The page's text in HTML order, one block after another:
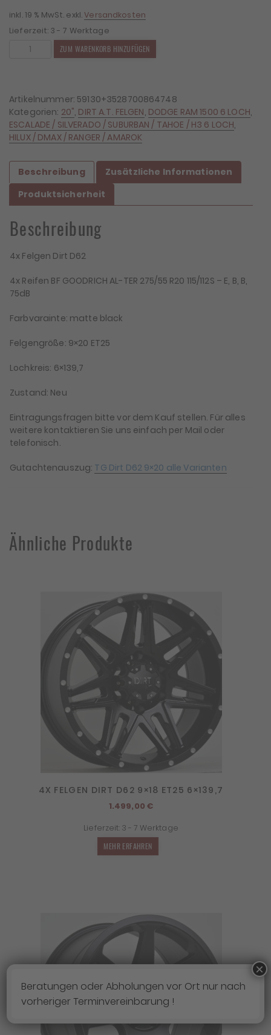
inkl. 19 % MwSt. exkl.Versandkosten
Lieferzeit: 3 - 7 Werktage
9x20
ET25
6x139,7
+
4x
Reifen
BF
Goodrich
KO2
Menge
ZUM WARENKORB HINZUFÜGEN
Artikelnummer: 59130+3528700864748
Kategorien: 20", DIRT A.T. FELGEN, DODGE RAM 1500 6 LOCH,
ESCALADE / SILVERADO / SUBURBAN / TAHOE / H3 6 LOCH,
HILUX / DMAX / RANGER / AMAROK
Beschreibung
Zusätzliche Informationen
Produktsicherheit
Beschreibung
4x Felgen Dirt D62
4x Reifen BF GOODRICH AL-TER 275/55 R20 115/112S – E, B, B,
75dB
Farbvarainte: matte black
Felgengröße: 9×20 ET25
Lochkreis: 6×139,7
Zustand: Neu
Eintragungsfragen bitte vor dem Kauf stellen. Für alles
weitere kontaktieren Sie uns einfach per Mail oder
telefonisch.
Gutachtenauszug: TG Dirt D62 9×20 alle Varianten
Ähnliche Produkte
4X FELGEN DIRT D62 9×18 ET25 6×139,7
1.499,00€
Lieferzeit: 3 - 7 Werktage
MEHR ERFAHREN
Beratungen oder Abholungen vor Ort nur nach
vorheriger Terminvereinbarung !
×